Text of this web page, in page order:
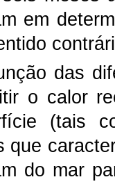
em
das
o calor
(tais
que
do mar